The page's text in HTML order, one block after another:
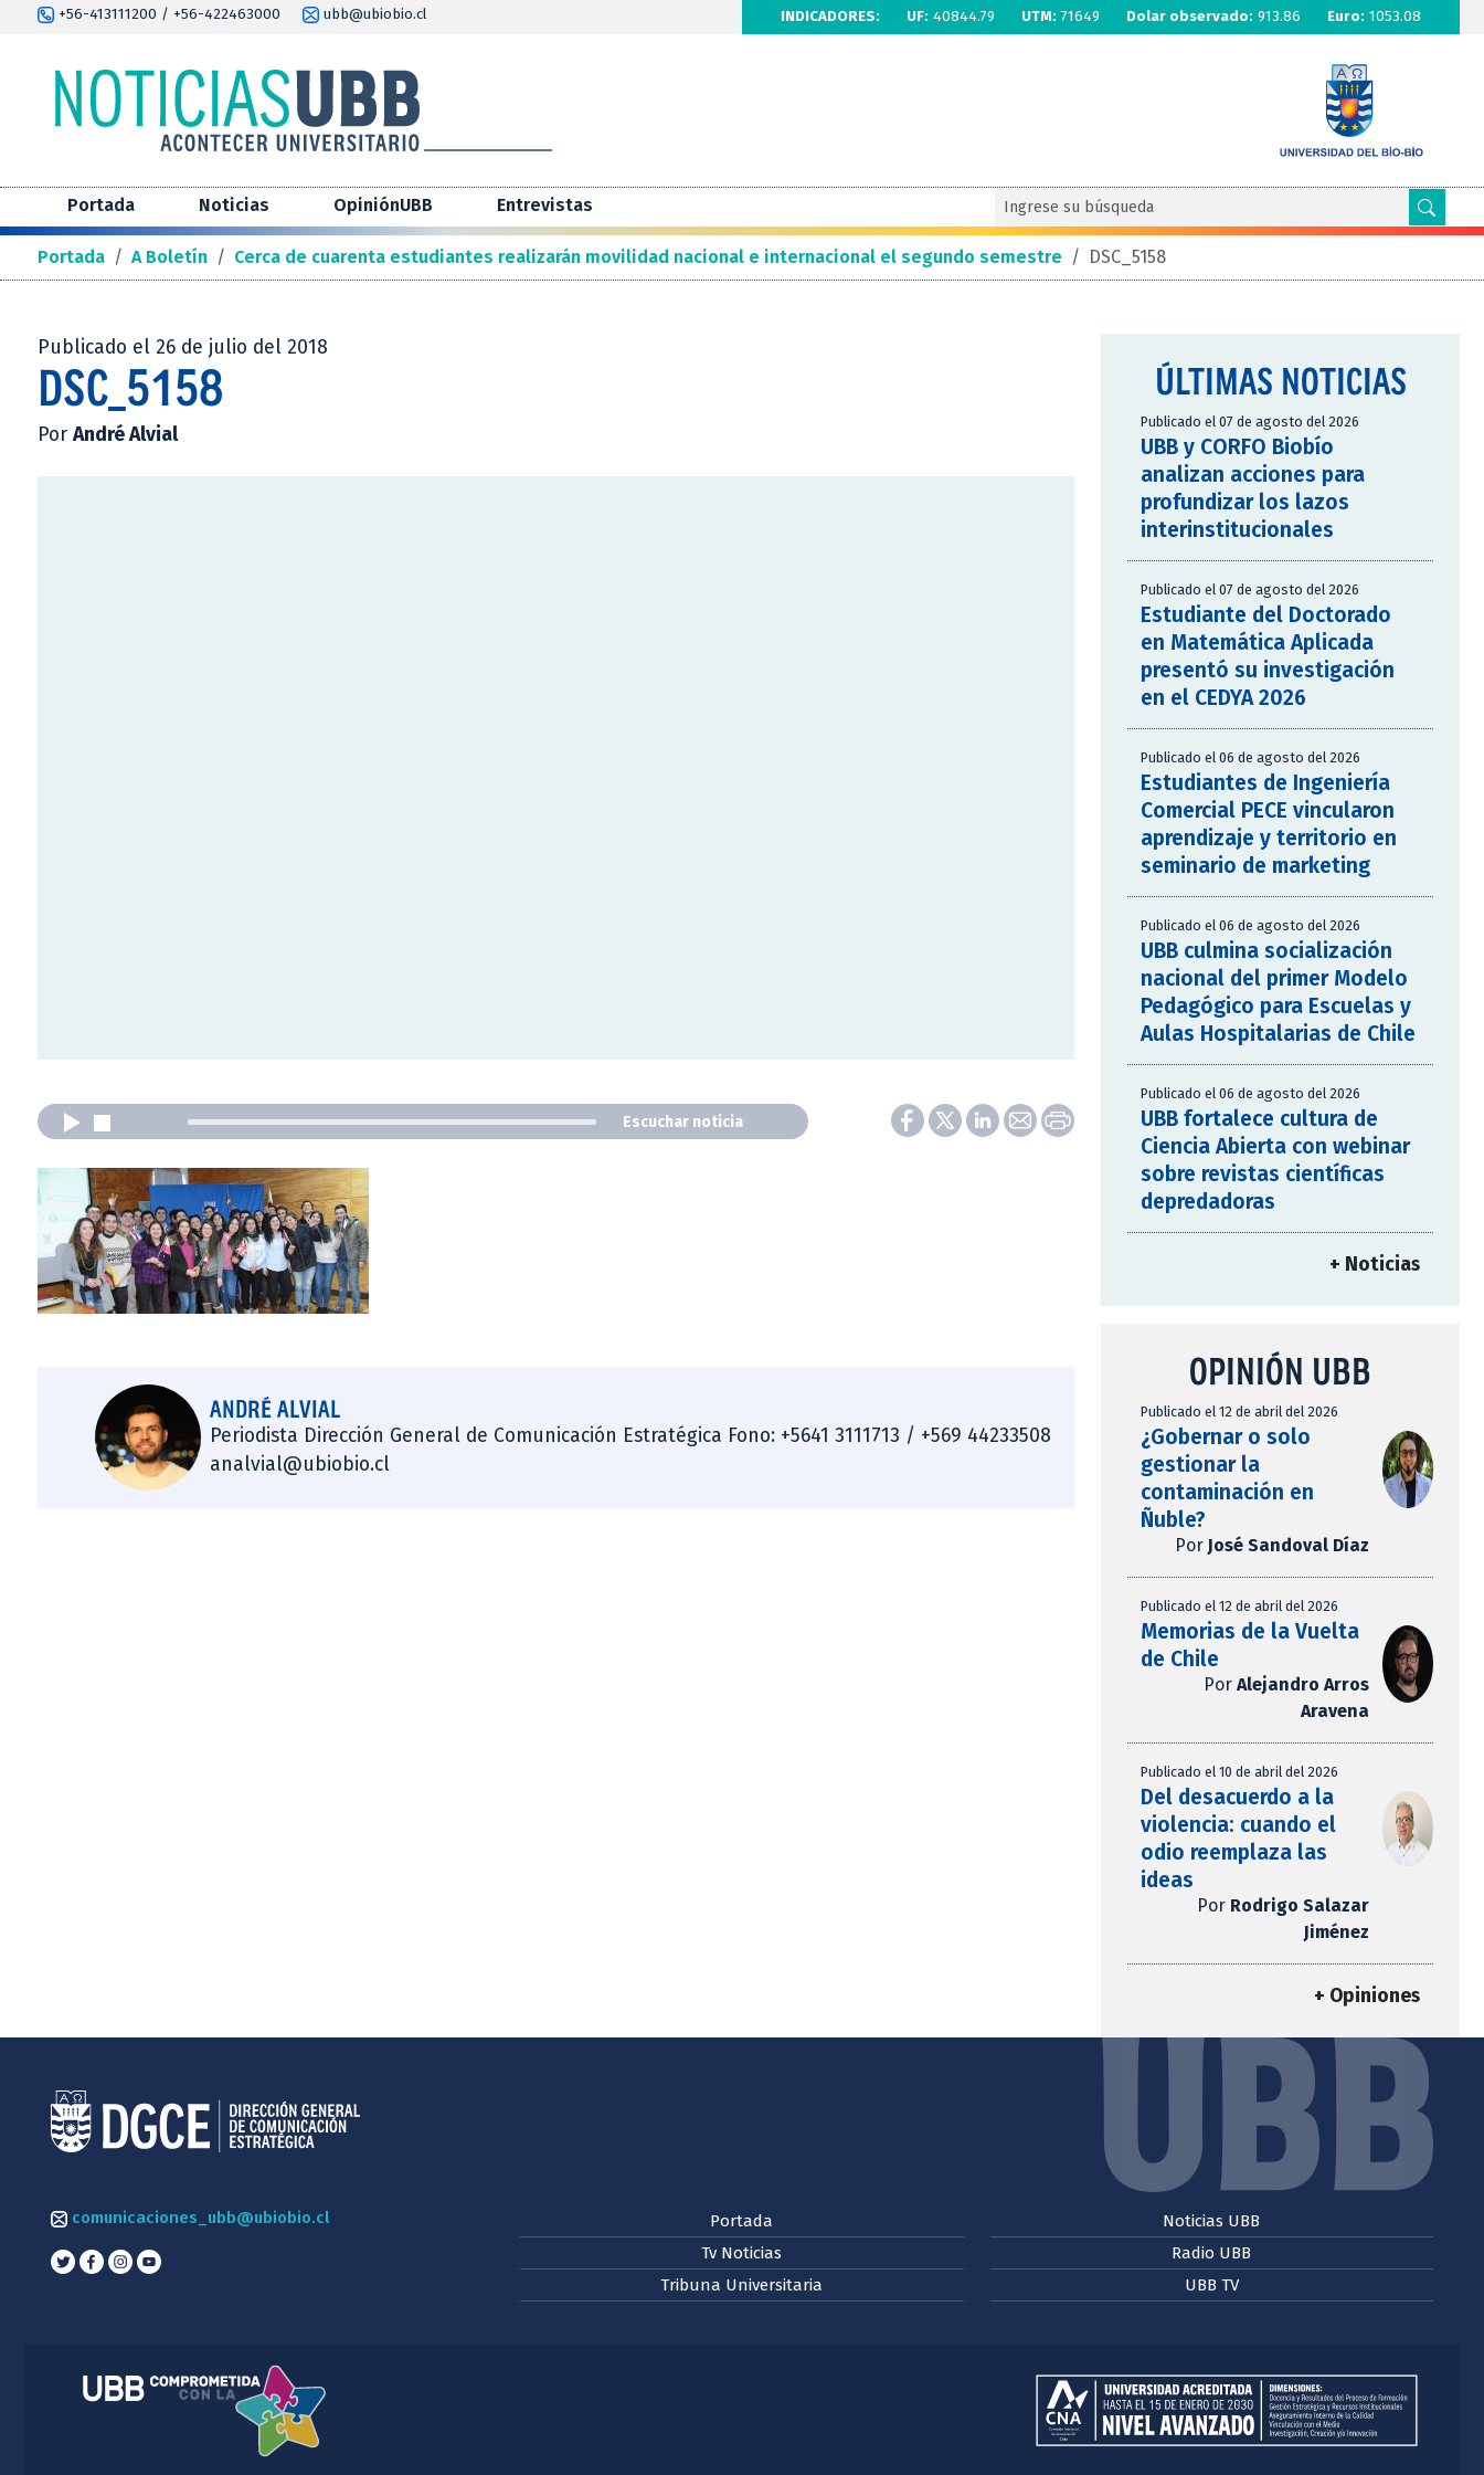
+56-413111200 / +56-422463000 ubb@ubiobio.cl INDICADORES: UF: 40844.79 UTM: 71649 Dolar observado: 913.86 Euro: 1053.08
Portada Noticias OpiniónUBB Entrevistas
Portada / A Boletín / Cerca de cuarenta estudiantes realizarán movilidad nacional e internacional el segundo semestre / DSC_5158
Publicado el 26 de julio del 2018
DSC_5158
Por André Alvial
Escuchar noticia
ANDRÉ ALVIAL
Periodista Dirección General de Comunicación Estratégica Fono: +5641 3111713 / +569 44233508
analvial@ubiobio.cl
ÚLTIMAS NOTICIAS
Publicado el 07 de agosto del 2026
UBB y CORFO Biobío
analizan acciones para
profundizar los lazos
interinstitucionales
Publicado el 07 de agosto del 2026
Estudiante del Doctorado
en Matemática Aplicada
presentó su investigación
en el CEDYA 2026
Publicado el 06 de agosto del 2026
Estudiantes de Ingeniería
Comercial PECE vincularon
aprendizaje y territorio en
seminario de marketing
Publicado el 06 de agosto del 2026
UBB culmina socialización
nacional del primer Modelo
Pedagógico para Escuelas y
Aulas Hospitalarias de Chile
Publicado el 06 de agosto del 2026
UBB fortalece cultura de
Ciencia Abierta con webinar
sobre revistas científicas
depredadoras
+ Noticias
OPINIÓN UBB
Publicado el 12 de abril del 2026
¿Gobernar o solo
gestionar la
contaminación en
Ñuble?
Por José Sandoval Díaz
Publicado el 12 de abril del 2026
Memorias de la Vuelta
de Chile
Por Alejandro Arros
Aravena
Publicado el 10 de abril del 2026
Del desacuerdo a la
violencia: cuando el
odio reemplaza las
ideas
Por Rodrigo Salazar
Jiménez
+ Opiniones
comunicaciones_ubb@ubiobio.cl
Portada
Tv Noticias
Tribuna Universitaria
Noticias UBB
Radio UBB
UBB TV